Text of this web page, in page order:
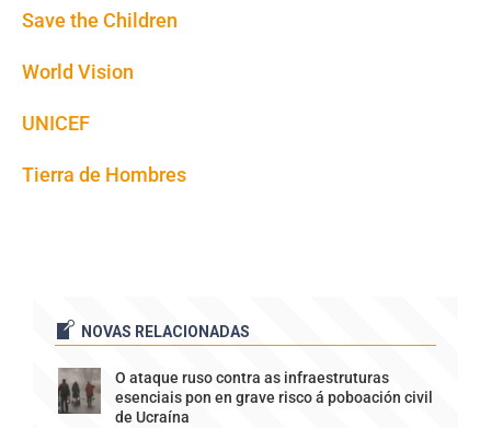
Save the Children
World Vision
UNICEF
Tierra de Hombres
NOVAS RELACIONADAS
O ataque ruso contra as infraestruturas
esenciais pon en grave risco á poboación civil
de Ucraína